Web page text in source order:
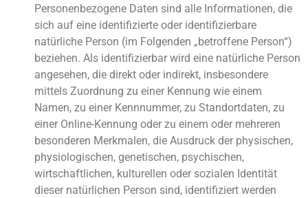
Personenbezogene Daten sind alle Informationen, die
sich auf eine identifizierte oder identifizierbare
natürliche Person (im Folgenden „betroffene Person“)
beziehen. Als identifizierbar wird eine natürliche Person
angesehen, die direkt oder indirekt, insbesondere
mittels Zuordnung zu einer Kennung wie einem
Namen, zu einer Kennnummer, zu Standortdaten, zu
einer Online-Kennung oder zu einem oder mehreren
besonderen Merkmalen, die Ausdruck der physischen,
physiologischen, genetischen, psychischen,
wirtschaftlichen, kulturellen oder sozialen Identität
dieser natürlichen Person sind, identifiziert werden